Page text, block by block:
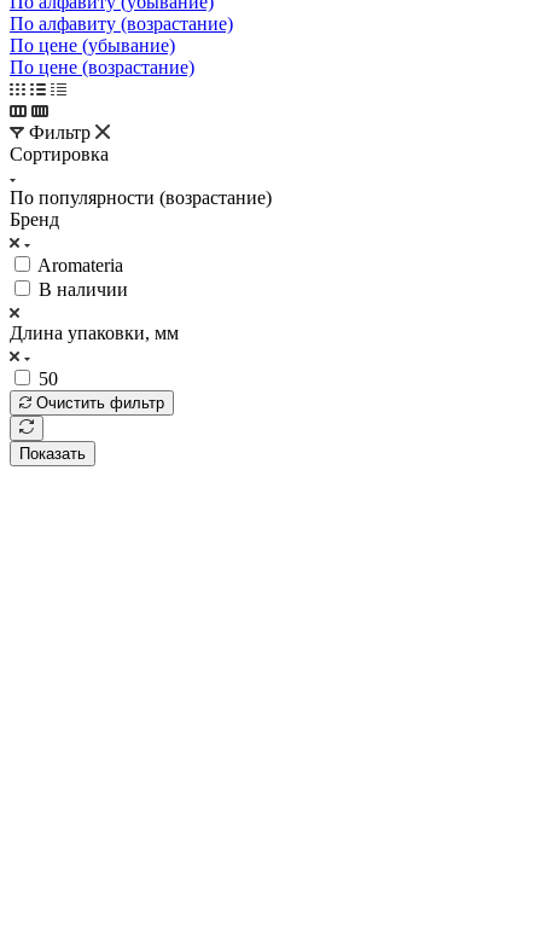
По алфавиту (возрастание)
По цене (убывание)
По цене (возрастание)
Фильтр
Сортировка
По популярности (возрастание)
Бренд
Aromateria
В наличии
Длина упаковки, мм
50
Очистить фильтр
Показать